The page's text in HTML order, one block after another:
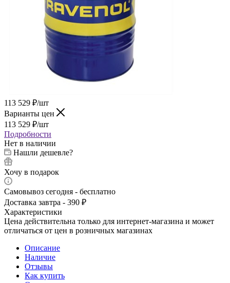
113 529 ₽/шт
Варианты цен
113 529 ₽/шт
Подробности
Нет в наличии
Нашли дешевле?
Хочу в подарок
Самовывоз сегодня - бесплатно
Доставка завтра - 390 ₽
Характеристики
Цена действительна только для интернет-магазина и может
отличаться от цен в розничных магазинах
Описание
Наличие
Отзывы
Как купить